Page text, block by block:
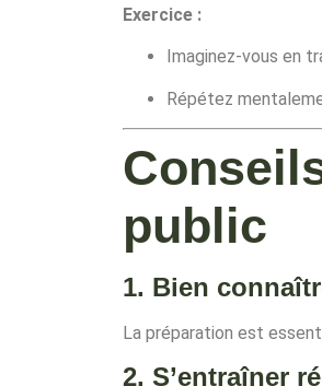
Exercice :
Imaginez-vous en
Répétez
public
1. Bien
La préparation est
2. S’entraîner